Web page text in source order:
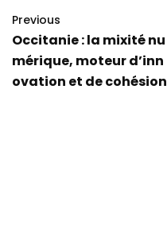
Previous
Occitanie : la mixité nu
mérique, moteur d’inn
ovation et de cohésion